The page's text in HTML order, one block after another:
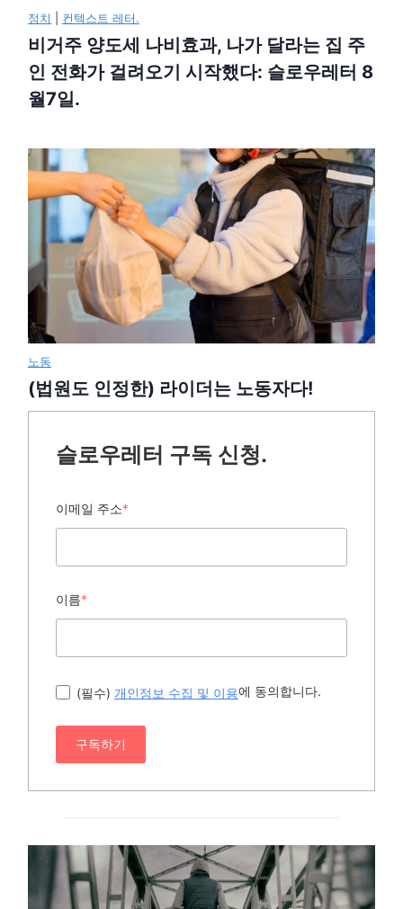
정치 컨텍스트 레터.
비거주 양도세 나비효과, 나가 달라는 집 주
인 전화가 걸려오기 시작했다: 슬로우레터 8
월7일.
노동
(법원도 인정한) 라이더는 노동자다!
슬로우레터 구독 신청.
이메일 주소*
이름*
(필수) 개인정보 수집 및 이용에 동의합니다.
구독하기